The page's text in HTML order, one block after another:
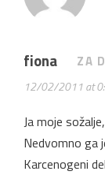
fiona
12/02/2011 at
ZA
Ja moje sožalje,
Nedvomno ga
Karcenogeni